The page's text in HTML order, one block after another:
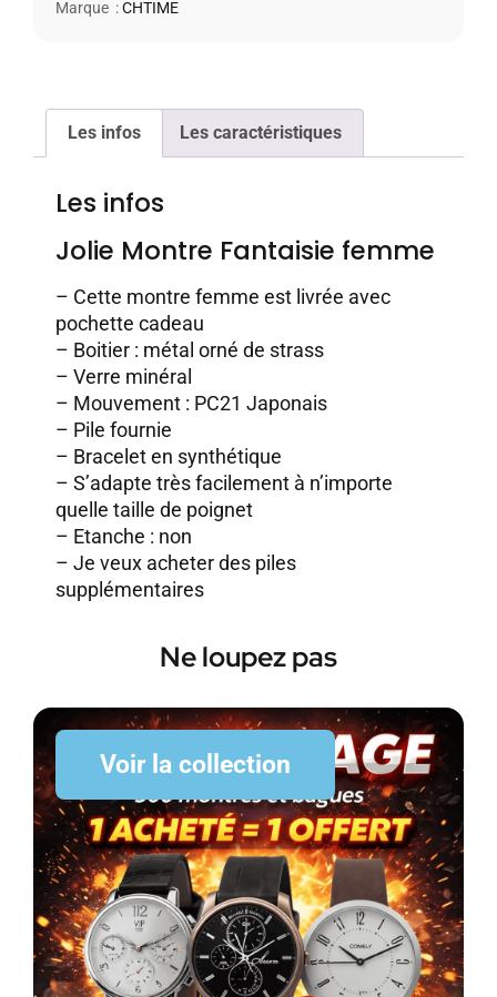
Marque :CHTIME
Les infos Les caractéristiques
Les infos
Jolie Montre Fantaisie femme
– Cette montre femme est livrée avec
pochette cadeau
– Boitier : métal orné de strass
– Verre minéral
– Mouvement : PC21 Japonais
– Pile fournie
– Bracelet en synthétique
– S’adapte très facilement à n’importe
quelle taille de poignet
– Etanche : non
– Je veux acheter des piles
supplémentaires
Ne loupez pas
Voir la collection